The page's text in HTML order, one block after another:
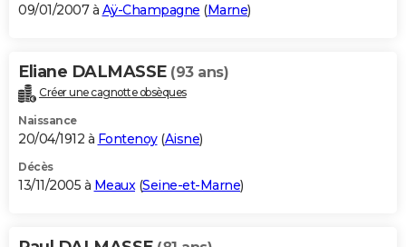
09/01/2007 à Aÿ-Champagne (Marne)
Eliane DALMASSE (93 ans)
Créer une cagnotte obsèques
Naissance
20/04/1912 à Fontenoy(Aisne)
Décès
13/11/2005 à Meaux(Seine-et-Marne)